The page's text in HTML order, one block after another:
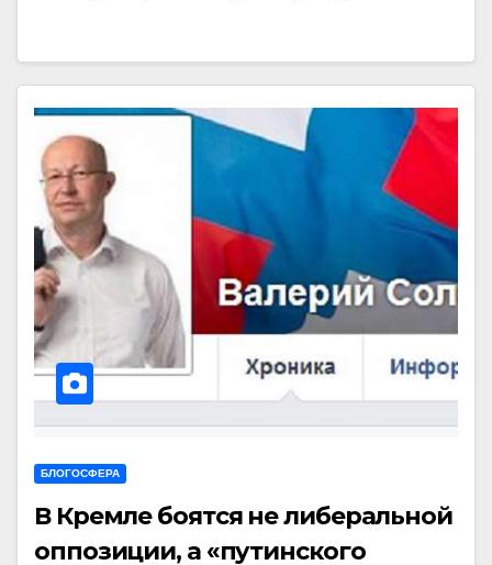
БЛОГОСФЕРА
В Кремле боятся не либеральной
оппозиции, а «путинского